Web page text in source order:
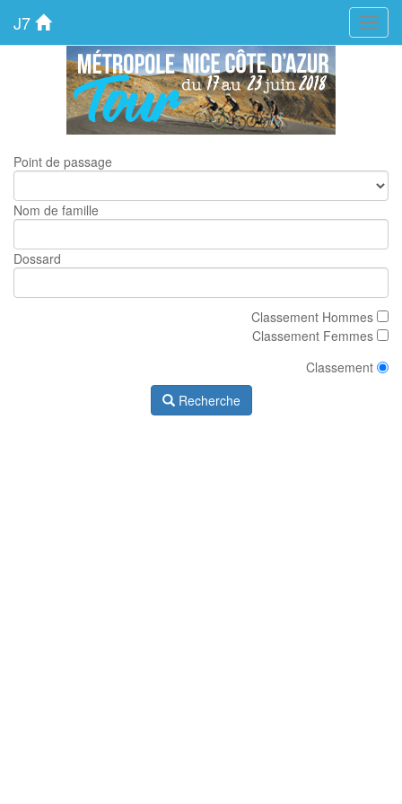
Menu
J7
Point de passage
Nom de famille
Dossard
Classement Hommes
Classement Femmes
Classement
Recherche